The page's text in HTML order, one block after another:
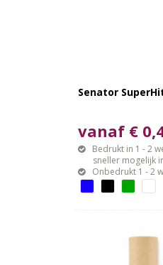
Senator
vanaf €
Bedrukt in 1 - 2
sneller mogelijk
Onbedrukt 1 - 2